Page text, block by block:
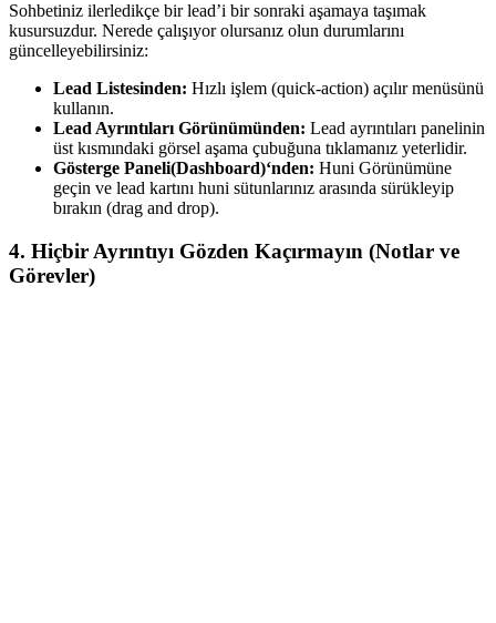
Sohbetiniz ilerledikçe bir lead’i bir sonraki aşamaya taşımak
kusursuzdur. Nerede çalışıyor olursanız olun durumlarını
güncelleyebilirsiniz:
Lead Listesinden: Hızlı işlem (quick-action) açılır menüsünü
kullanın.
Lead Ayrıntıları Görünümünden: Lead ayrıntıları panelinin
üst kısmındaki görsel aşama çubuğuna tıklamanız yeterlidir.
Gösterge Paneli(Dashboard)‘nden: Huni Görünümüne
geçin ve lead kartını huni sütunlarınız arasında sürükleyip
bırakın (drag and drop).
4. Hiçbir Ayrıntıyı Gözden Kaçırmayın (Notlar ve
Görevler)